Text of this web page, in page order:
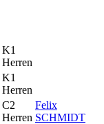
K1
Herren
K1
Herren
C2
Herren
Felix
SCHMIDT